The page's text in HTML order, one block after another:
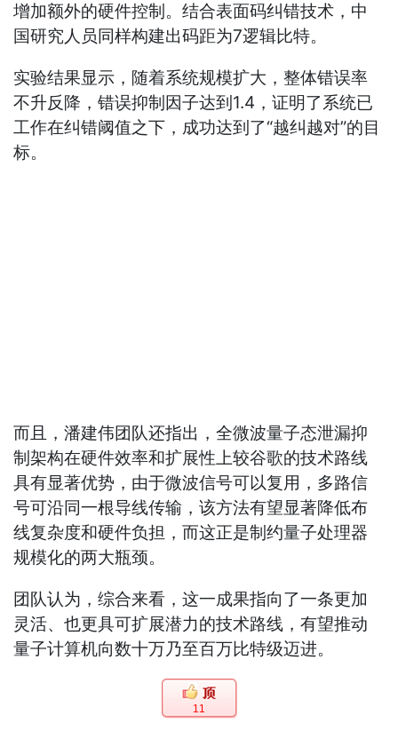
增加额外的硬件控制。结合表面码纠错技术，中
国研究人员同样构建出码距为7逻辑比特。
实验结果显示，随着系统规模扩大，整体错误率
不升反降，错误抑制因子达到1.4，证明了系统已
工作在纠错阈值之下，成功达到了“越纠越对”的目
标。
而且，潘建伟团队还指出，全微波量子态泄漏抑
制架构在硬件效率和扩展性上较谷歌的技术路线
具有显著优势，由于微波信号可以复用，多路信
号可沿同一根导线传输，该方法有望显著降低布
线复杂度和硬件负担，而这正是制约量子处理器
规模化的两大瓶颈。
团队认为，综合来看，这一成果指向了一条更加
灵活、也更具可扩展潜力的技术路线，有望推动
量子计算机向数十万乃至百万比特级迈进。
11